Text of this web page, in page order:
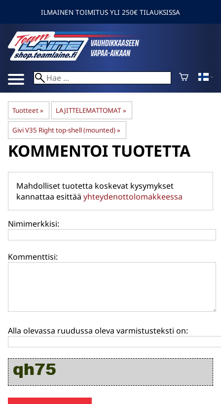
ILMAINEN TOIMITUS YLI 250€ TILAUKSISSA
Tuotteet‪» LAJITTELEMATTOMAT ‪»
Givi V35 Right top-shell (mounted)‪»
KOMMENTOI TUOTETTA
Mahdolliset tuotetta koskevat kysymykset
kannattaa esittää yhteydenottolomakkeessa
Nimimerkkisi:
Kommenttisi:
Alla olevassa ruudussa oleva varmistusteksti on: